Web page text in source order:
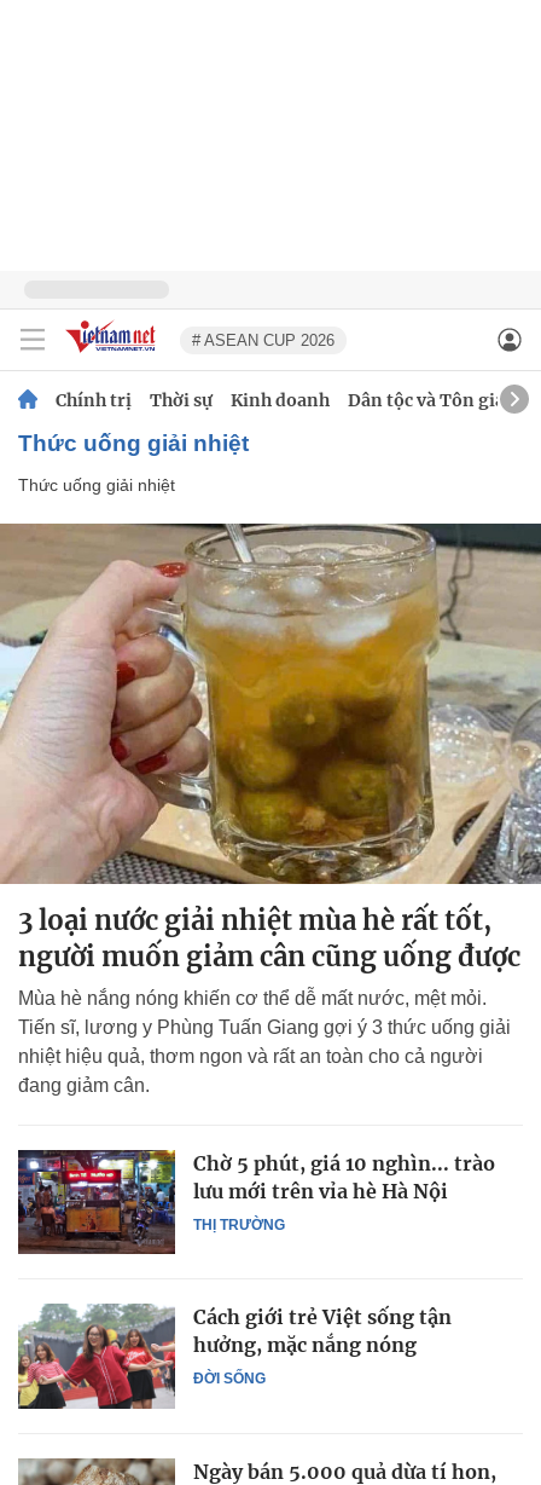
# ASEAN CUP 2026
Chính trị Thời sự Kinh doanh Dân tộc và Tôn giáo
thức uống giải nhiệt
Thức uống giải nhiệt
3 loại nước giải nhiệt mùa hè rất tốt,
người muốn giảm cân cũng uống được
Mùa hè nắng nóng khiến cơ thể dễ mất nước, mệt mỏi.
Tiến sĩ, lương y Phùng Tuấn Giang gợi ý 3 thức uống giải
nhiệt hiệu quả, thơm ngon và rất an toàn cho cả người
đang giảm cân.
THỊ TRƯỜNG
Chờ 5 phút, giá 10 nghìn... trào
lưu mới trên vỉa hè Hà Nội
ĐỜI SỐNG
Cách giới trẻ Việt sống tận
hưởng, mặc nắng nóng
Ngày bán 5.000 quả dừa tí hon,